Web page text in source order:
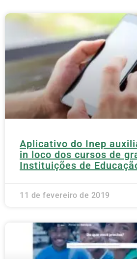
Aplicativo do Inep
in loco dos cursos de
Instituições de
11 de fevereiro de 2019